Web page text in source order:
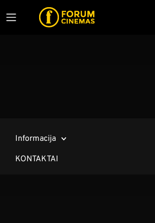
Informacija
KONTAKTAI